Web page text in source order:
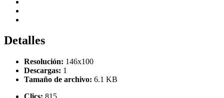
Detalles
Resolución: 146x100
Descargas: 1
Tamaño de archivo: 6.1 KB